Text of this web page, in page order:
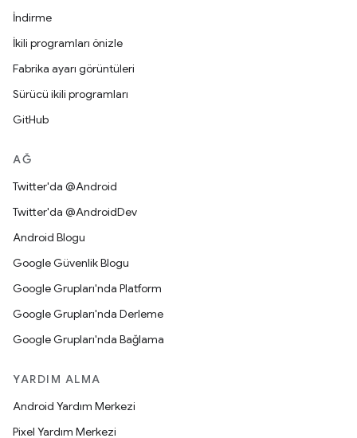
İndirme
İkili programları önizle
Fabrika ayarı görüntüleri
Sürücü ikili programları
GitHub
AĞ
Twitter'da @Android
Twitter'da @AndroidDev
Android Blogu
Google Güvenlik Blogu
Google Grupları'nda Platform
Google Grupları'nda Derleme
Google Grupları'nda Bağlama
YARDIM ALMA
Android Yardım Merkezi
Pixel Yardım Merkezi